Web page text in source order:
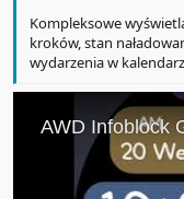
Kompleksowe
kroków, stan
wydarzenia w